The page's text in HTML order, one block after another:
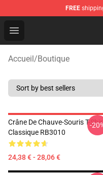
FREE
Open menu
Avenged Sevenfold
Accueil/Boutique
Crâne De Chauve-Souris T-
Classique RB3010
24,38 € - 28,06 €
-